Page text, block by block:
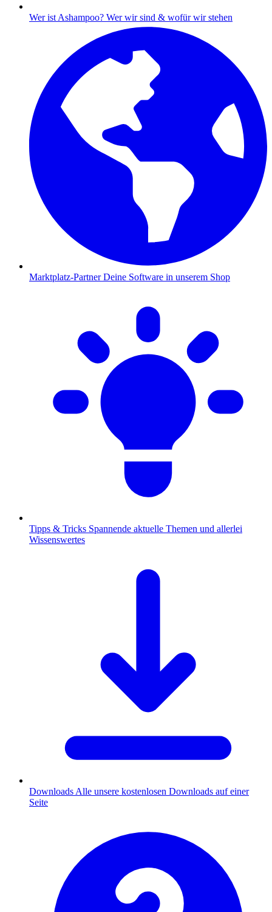
Wer ist Ashampoo? Wer wir sind & wofür wir stehen
Marktplatz-Partner Deine Software in unserem Shop
Tipps & Tricks Spannende aktuelle Themen und allerlei
Wissenswertes
Downloads Alle unsere kostenlosen Downloads auf einer
Seite